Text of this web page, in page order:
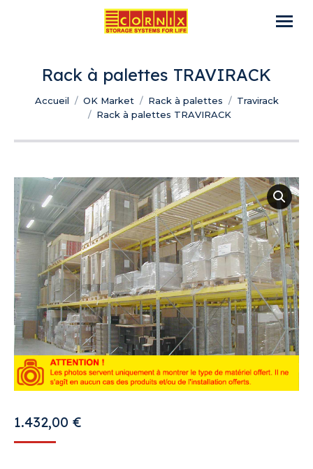
Rack à palettes TRAVIRACK
Vous êtes ici :
Accueil OK Market Rack à palettes
Travirack
Rack à palettes TRAVIRACK
1.432,00 €